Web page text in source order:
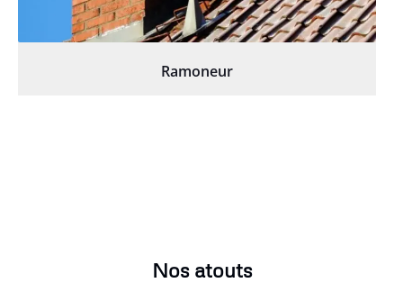
Ramoneur
Nos atouts